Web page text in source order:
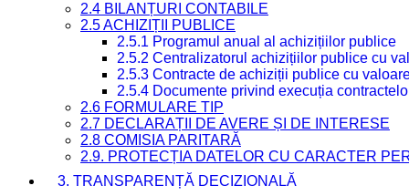
2.4 BILANȚURI CONTABILE
2.5 ACHIZIȚII PUBLICE
2.5.1 Programul anual al achizițiilor publice
2.5.2 Centralizatorul achizițiilor publice cu
2.5.3 Contracte de achiziții publice cu
2.5.4 Documente privind execuția
2.6 FORMULARE TIP
2.7 DECLARAȚII DE AVERE ȘI DE INTERESE
2.8 COMISIA PARITARĂ
2.9. PROTECȚIA DATELOR CU CARACTER
3. TRANSPARENȚĂ DECIZIONALĂ